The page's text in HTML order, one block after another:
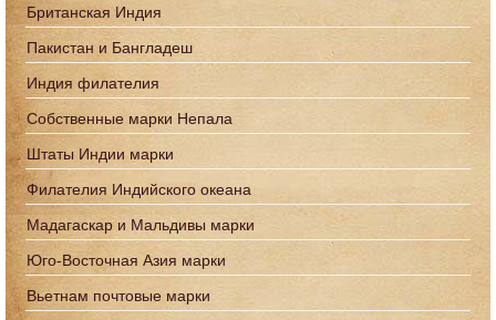
Британская Индия
Пакистан и Бангладеш
Индия филателия
Собственные марки Непала
Штаты Индии марки
Филателия Индийского океана
Мадагаскар и Мальдивы марки
Юго-Восточная Азия марки
Вьетнам почтовые марки